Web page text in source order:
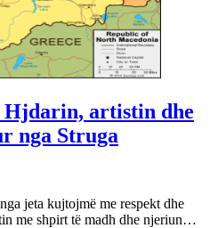
artistin dhe
nga Struga
jeta kujtojmë me respekt dhe
me shpirt të madh dhe njeriun…